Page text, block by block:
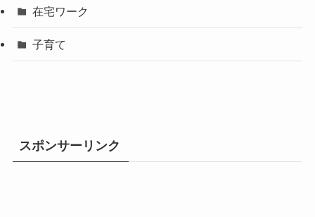
在宅ワーク
子育て
スポンサーリンク